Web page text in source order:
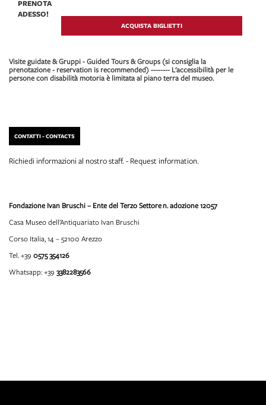
PRENOTA
ADESSO!
ACQUISTA BIGLIETTI
Visite guidate & Gruppi - Guided Tours & Groups (si consiglia la
prenotazione - reservation is recommended) -------- L'accessibilità per le
persone con disabilità motoria è limitata al piano terra del museo.
CONTATTI - CONTACTS
Richiedi informazioni al nostro staff. - Request information.
Fondazione Ivan Bruschi – Ente del Terzo Settoren. adozione 12057
Casa Museo dell’Antiquariato Ivan Bruschi
Corso Italia, 14 – 52100 Arezzo
Tel. +39 0575 354126
Whatsapp: +39 3382283566